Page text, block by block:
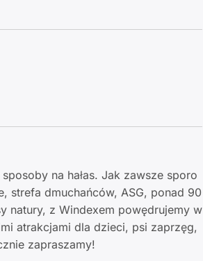
na hałas. Jak zawsze sporo
strefa dmuchańców, ASG, ponad 90
natury, z Windexem powędrujemy w
atrakcjami dla dzieci, psi zaprzęg,
zapraszamy!